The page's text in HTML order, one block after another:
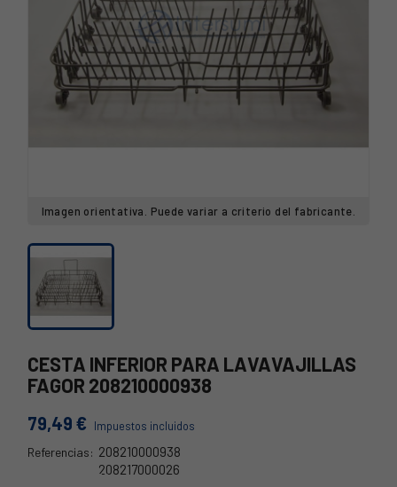
Imagen orientativa. Puede variar a criterio del fabricante.
CESTA INFERIOR PARA LAVAVAJILLAS
FAGOR 208210000938
79,49 € Impuestos incluidos
Referencias: 208210000938
208217000026
208210000938